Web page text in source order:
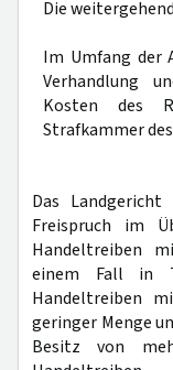
Die
Im Umfang der
Verhandlung
Kosten des
Strafkammer
Das
Freispruch im
Handeltreiben
einem Fall in
Handeltreiben
geringer Menge
Besitz von